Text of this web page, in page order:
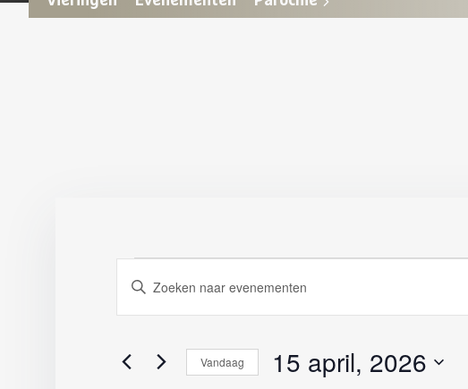
Evenementen
in
15
Zoeken
en
weergeven
navigatie
Vul
in.
Vandaag 15 april, 2026